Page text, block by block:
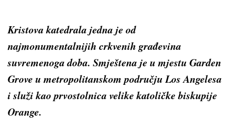
Kristova katedrala jedna je od
najmonumentalnijih crkvenih građevina
suvremenoga doba. Smještena je u mjestu Garden
Grove u metropolitanskom području Los Angelesa
i služi kao prvostolnica velike katoličke biskupije
Orange.